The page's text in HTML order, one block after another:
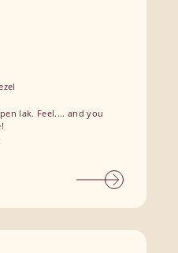
lak. Feel.... and you